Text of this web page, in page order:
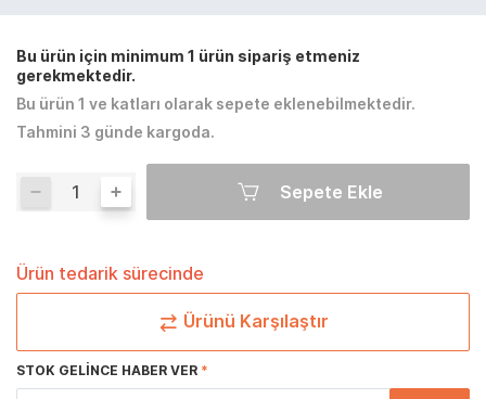
Bu ürün için minimum 1 ürün sipariş etmeniz
gerekmektedir.
Bu ürün 1 ve katları olarak sepete eklenebilmektedir.
Tahmini 3 günde kargoda.
Sepete Ekle
Ürün tedarik sürecinde
Ürünü Karşılaştır
STOK GELINCE HABER VER